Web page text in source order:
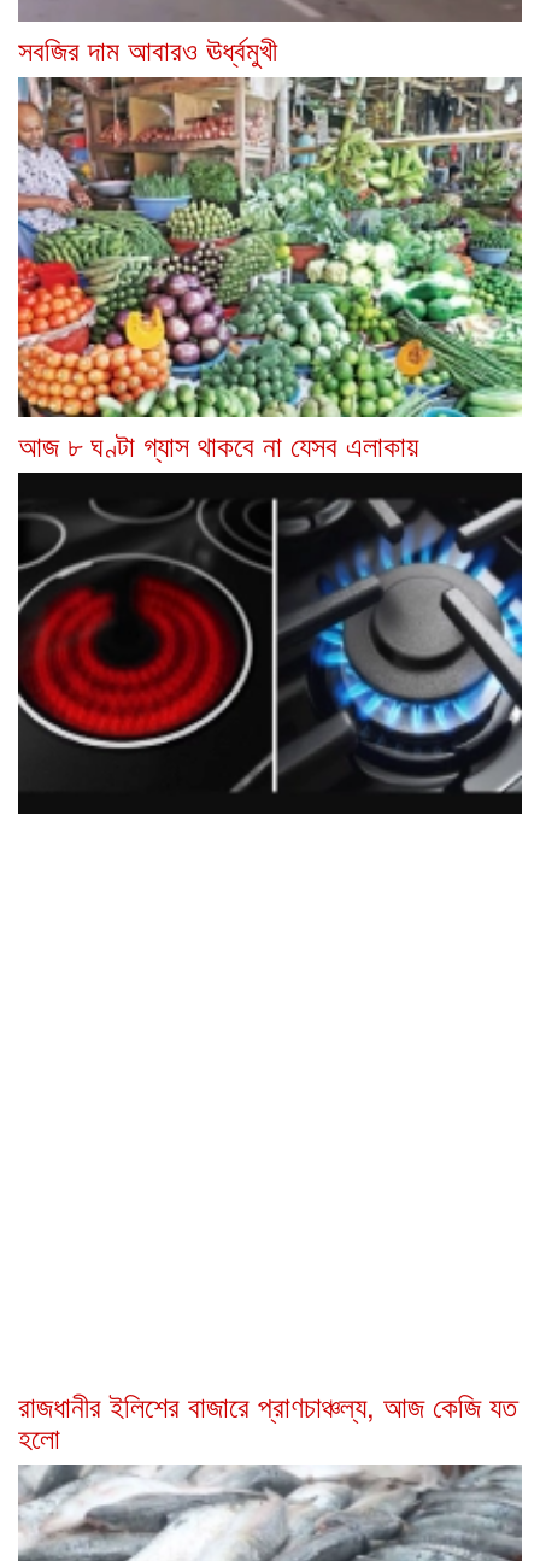
সবজির দাম আবারও ঊর্ধ্বমুখী
আজ ৮ ঘণ্টা গ্যাস থাকবে না যেসব এলাকায়
রাজধানীর ইলিশের বাজারে প্রাণচাঞ্চল্য, আজ কেজি যত
হলো